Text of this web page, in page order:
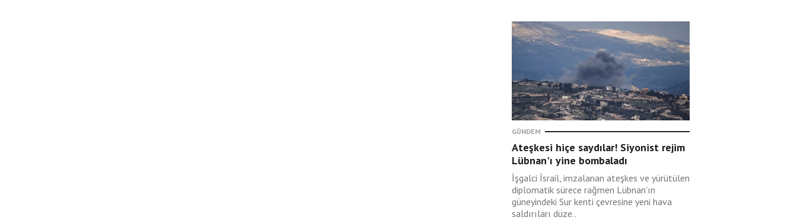
GÜNDEM
Ateşkesi hiçe saydılar! Siyonist rejim
Lübnan'ı yine bombaladı
İşgalci İsrail, imzalanan ateşkes ve yürütülen
diplomatik sürece rağmen Lübnan'ın
güneyindeki Sur kenti çevresine yeni hava
saldırıları düze..